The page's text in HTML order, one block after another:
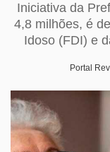
Iniciativa da
4,8 milhões, é
Idoso (FDI) e
Portal